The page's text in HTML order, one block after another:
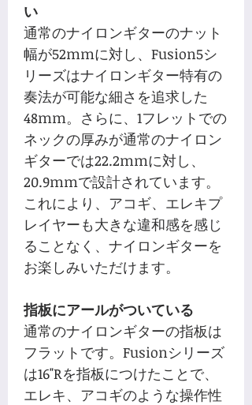
い
通常のナイロンギターのナット
幅が52mmに対し、Fusion5シ
リーズはナイロンギター特有の
奏法が可能な細さを追求した
48mm。さらに、1フレットでの
ネックの厚みが通常のナイロン
ギターでは22.2mmに対し、
20.9mmで設計されています。
これにより、アコギ、エレキプ
レイヤーも大きな違和感を感じ
ることなく、ナイロンギターを
お楽しみいただけます。
指板にアールがついている
通常のナイロンギターの指板は
フラットです。Fusionシリーズ
は16"Rを指板につけたことで、
エレキ、アコギのような操作性